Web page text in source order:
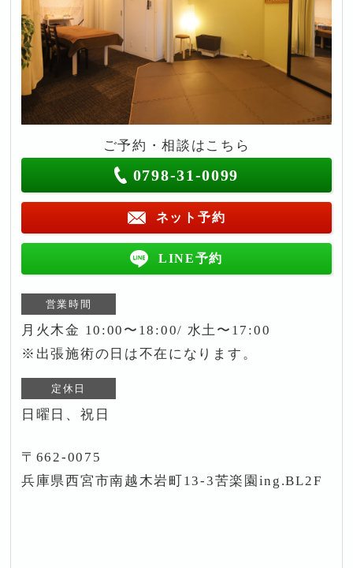
ご予約・相談はこちら
0798-31-0099
ネット予約
LINE予約
営業時間
月火木金 10:00〜18:00/ 水土〜17:00
※出張施術の日は不在になります。
定休日
日曜日、祝日
〒662-0075
兵庫県西宮市南越木岩町13-3苦楽園ing.BL2F